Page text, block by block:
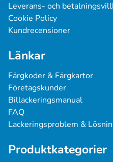
Leverans- och
Cookie Policy
Kundrecensioner
Länkar
Färgkoder & Färgkartor
Företagskunder
Billackeringsmanual
FAQ
Lackeringsproblem &
Produktkategorier